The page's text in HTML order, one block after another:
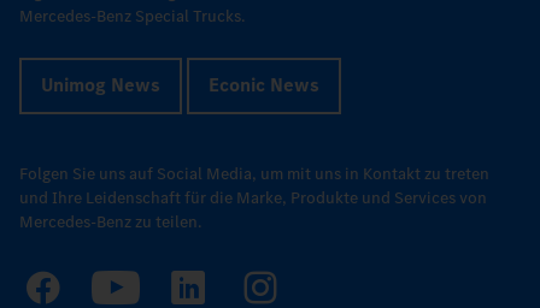
Mercedes-Benz Special Trucks.
Unimog News Econic News
Folgen Sie uns auf Social Media, um mit uns in Kontakt zu treten
und Ihre Leidenschaft für die Marke, Produkte und Services von
Mercedes-Benz zu teilen.